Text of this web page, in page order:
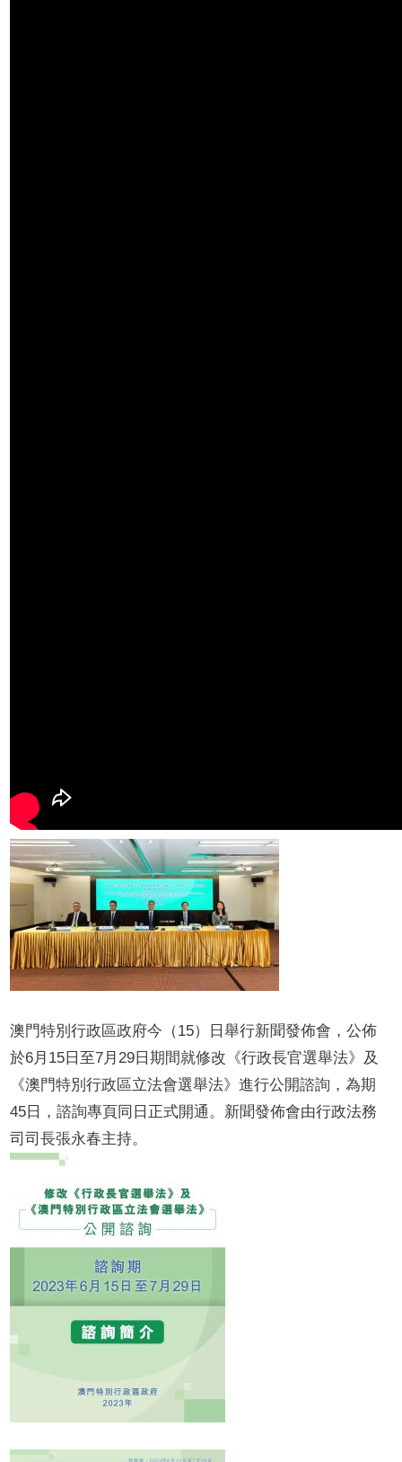
澳門特別行政區政府今（15）日舉行新聞發佈會，公佈
於6月15日至7月29日期間就修改《行政長官選舉法》及
《澳門特別行政區立法會選舉法》進行公開諮詢，為期
45日，諮詢專頁同日正式開通。新聞發佈會由行政法務
司司長張永春主持。